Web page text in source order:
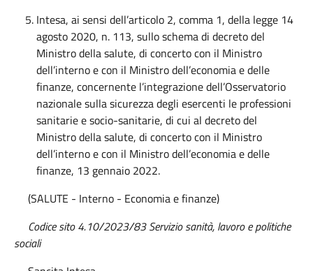
Intesa, ai sensi dell’articolo 2, comma 1, della legge 14
agosto 2020, n. 113, sullo schema di decreto del
Ministro della salute, di concerto con il Ministro
dell’interno e con il Ministro dell’economia e delle
finanze, concernente l’integrazione dell’Osservatorio
nazionale sulla sicurezza degli esercenti le professioni
sanitarie e socio-sanitarie, di cui al decreto del
Ministro della salute, di concerto con il Ministro
dell’interno e con il Ministro dell’economia e delle
finanze, 13 gennaio 2022.
(SALUTE - Interno - Economia e finanze)
Codice sito 4.10/2023/83 Servizio sanità, lavoro e politiche
sociali